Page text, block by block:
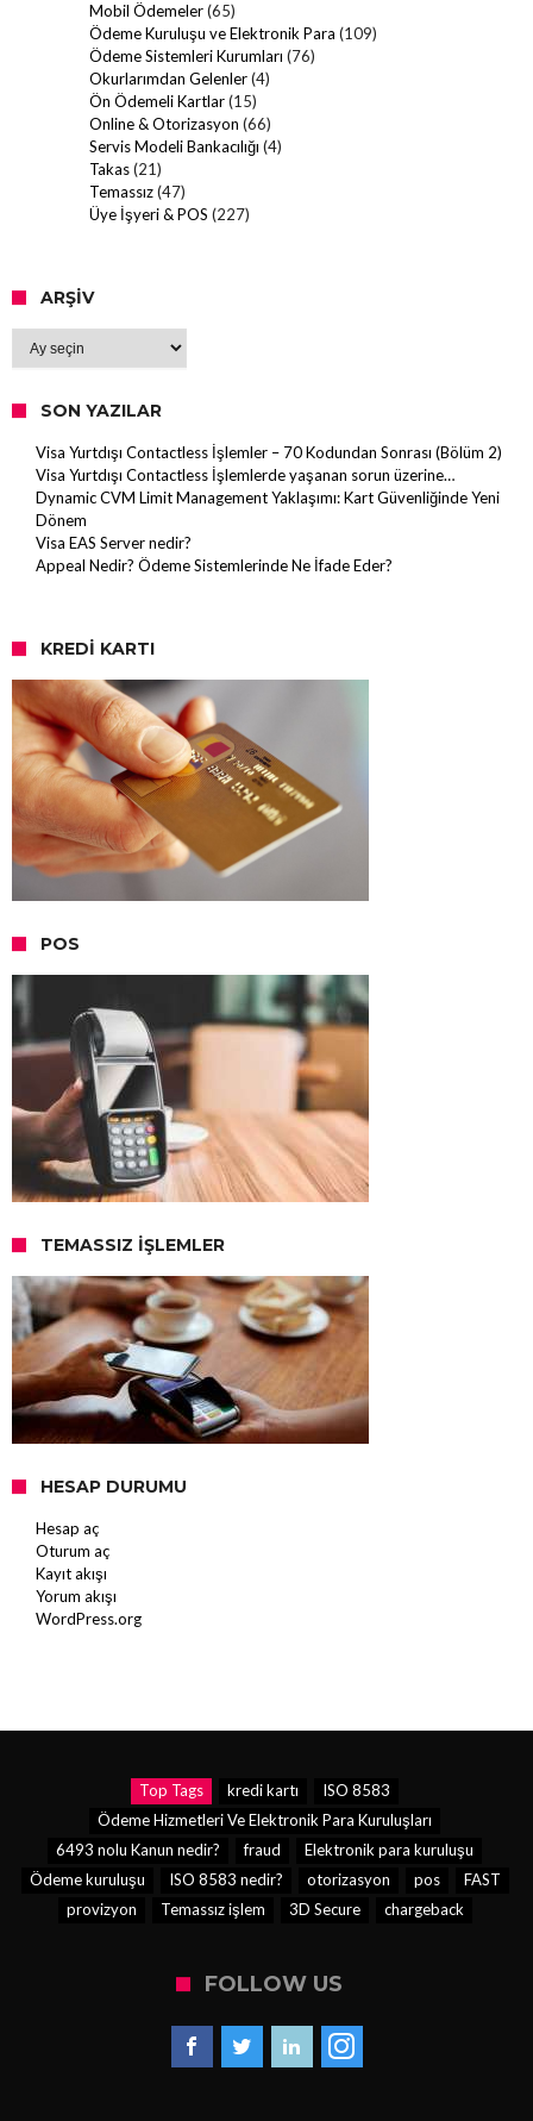
Mobil Ödemeler(65)
Ödeme Kuruluşu ve Elektronik Para (109)
Ödeme Sistemleri Kurumları (76)
Okurlarımdan Gelenler(4)
Ön Ödemeli Kartlar(15)
Online & Otorizasyon (66)
Servis Modeli Bankacılığı (4)
Takas(21)
Temassız(47)
Üye İşyeri & POS (227)
ARŞIV
Arşiv
SON YAZILAR
Visa Yurtdışı Contactless İşlemler – 70 Kodundan Sonrası (Bölüm 2)
Visa Yurtdışı Contactless İşlemlerde yaşanan sorun üzerine…
Dynamic CVM Limit Management Yaklaşımı: Kart Güvenliğinde Yeni
Dönem
Visa EAS Server nedir?
Appeal Nedir? Ödeme Sistemlerinde Ne İfade Eder?
KREDI KARTI
POS
TEMASSIZ İŞLEMLER
HESAP DURUMU
Hesap aç
Oturum aç
Kayıt akışı
Yorum akışı
WordPress.org
Top Tags kredi kartı
ISO 8583
Ödeme Hizmetleri Ve Elektronik Para Kuruluşları
6493 nolu Kanun nedir?
fraud
Elektronik para kuruluşu
Ödeme kuruluşu
ISO 8583 nedir? otorizasyon pos
FAST
provizyon
Temassız işlem 3D Secure chargeback
FOLLOW US